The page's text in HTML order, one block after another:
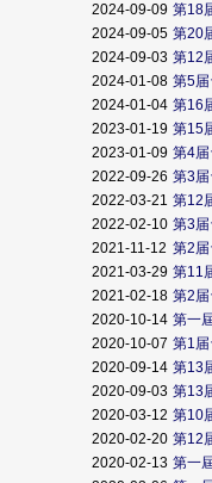
2024-09-09 第18
2024-09-05 第20
2024-09-03 第12
2024-01-08 第5
2024-01-04 第16
2023-01-19 第15
2023-01-09 第4
2022-09-26 第3
2022-03-21 第12
2022-02-10 第3
2021-11-12 第2
2021-03-29 第11
2021-02-18 第2
2020-10-14 第一
2020-10-07 第1
2020-09-14 第13
2020-09-03 第13
2020-03-12 第10
2020-02-20 第12
2020-02-13 第一